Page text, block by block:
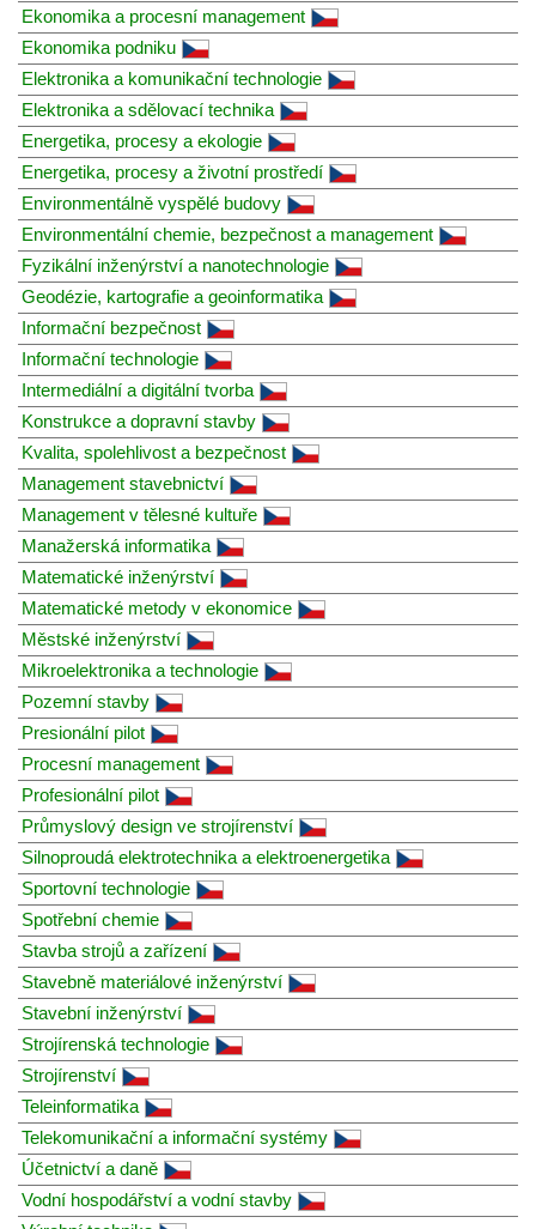
Ekonomika a procesní management
Ekonomika podniku
Elektronika a komunikační technologie
Elektronika a sdělovací technika
Energetika, procesy a ekologie
Energetika, procesy a životní prostředí
Environmentálně vyspělé budovy
Environmentální chemie, bezpečnost a management
Fyzikální inženýrství a nanotechnologie
Geodézie, kartografie a geoinformatika
Informační bezpečnost
Informační technologie
Intermediální a digitální tvorba
Konstrukce a dopravní stavby
Kvalita, spolehlivost a bezpečnost
Management stavebnictví
Management v tělesné kultuře
Manažerská informatika
Matematické inženýrství
Matematické metody v ekonomice
Městské inženýrství
Mikroelektronika a technologie
Pozemní stavby
Presionální pilot
Procesní management
Profesionální pilot
Průmyslový design ve strojírenství
Silnoproudá elektrotechnika a elektroenergetika
Sportovní technologie
Spotřební chemie
Stavba strojů a zařízení
Stavebně materiálové inženýrství
Stavební inženýrství
Strojírenská technologie
Strojírenství
Teleinformatika
Telekomunikační a informační systémy
Účetnictví a daně
Vodní hospodářství a vodní stavby